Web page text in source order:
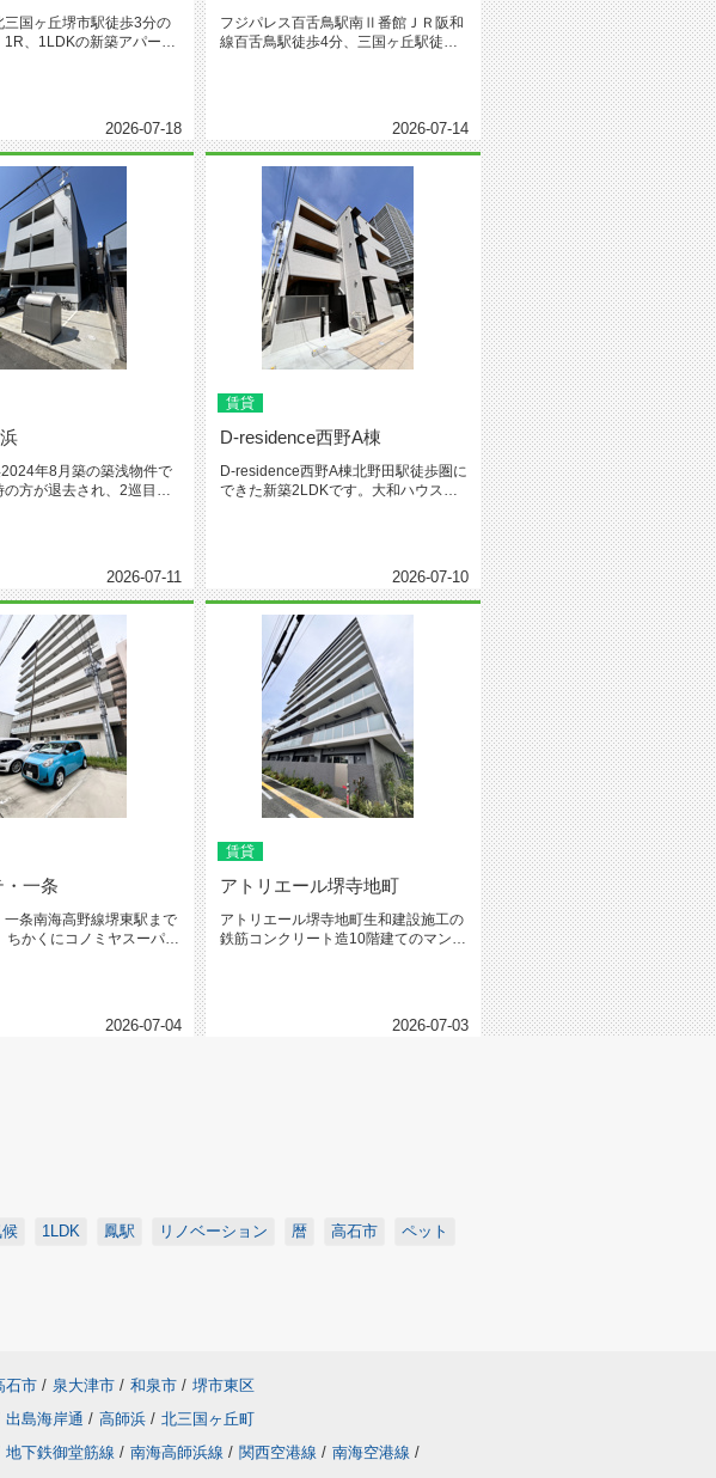
三国ヶ丘堺市駅徒歩3分の
1R、1LDKの新築アパート
2026-07-18
フジパレス百舌鳥駅南Ⅱ番館ＪＲ阪和
線百舌鳥駅徒歩4分、三国ヶ丘駅徒歩
2026-07-14
年8月築の築浅物件で
の方が退去され、2巡目と
2026-07-11
賃貸
D-residence西野A棟
D-residence西野A棟北野田駅徒歩圏に
できた新築2LDKです。大和ハウス施
2026-07-10
・一条
一条南海高野線堺東駅まで
ちかくにコノミヤスーパ
2026-07-04
賃貸
アトリエール堺寺地町
アトリエール堺寺地町生和建設施工の
鉄筋コンクリート造10階建てのマンシ
2026-07-03
1LDK 鳳駅 リノベーション 暦 高石市 ペット
石市 / 泉大津市 / 和泉市 / 堺市東区
出島海岸通 / 高師浜 / 北三国ヶ丘町
地下鉄御堂筋線 / 南海高師浜線 / 関西空港線 / 南海空港線 /